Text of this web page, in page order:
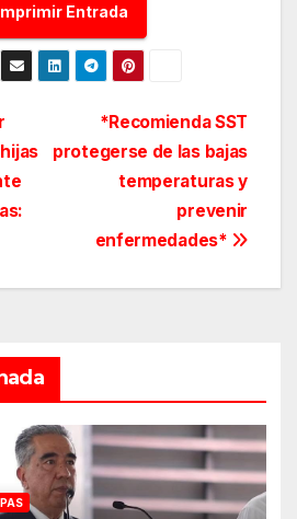
Entrada
*Recomienda SST
protegerse de las bajas
temperaturas y
prevenir
enfermedades*